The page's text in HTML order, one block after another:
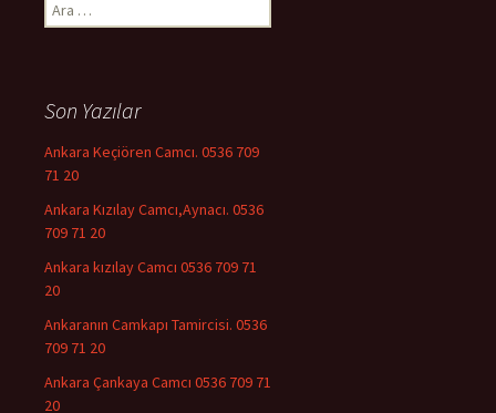
Son Yazılar
Ankara Keçiören Camcı. 0536 709
71 20
Ankara Kızılay Camcı,Aynacı. 0536
709 71 20
Ankara kızılay Camcı 0536 709 71
20
Ankaranın Camkapı Tamircisi. 0536
709 71 20
Ankara Çankaya Camcı 0536 709 71
20